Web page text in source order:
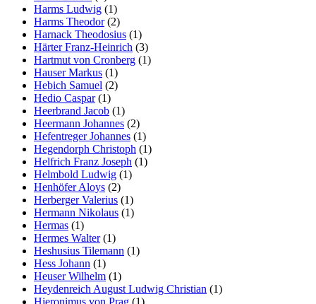
Harms Ludwig (1)
Harms Theodor(2)
Harnack Theodosius (1)
Härter Franz-Heinrich (3)
Hartmut von Cronberg (1)
Hauser Markus (1)
Hebich Samuel (2)
Hedio Caspar(1)
Heerbrand Jacob (1)
Heermann Johannes (2)
Hefentreger Johannes (1)
Hegendorph Christoph (1)
Helfrich Franz Joseph (1)
Helmbold Ludwig (1)
Henhöfer Aloys (2)
Herberger Valerius (1)
Hermann Nikolaus (1)
Hermas (1)
Hermes Walter(1)
Heshusius Tilemann (1)
Hess Johann (1)
Heuser Wilhelm (1)
Heydenreich August Ludwig Christian (1)
Hieronimus von Prag (1)